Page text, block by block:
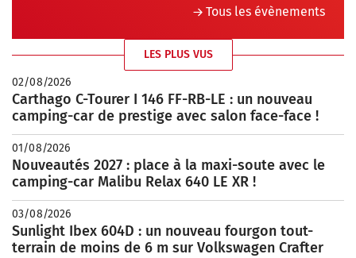
Tous les évènements
LES PLUS VUS
02/08/2026
Carthago C-Tourer I 146 FF-RB-LE : un nouveau
camping-car de prestige avec salon face-face !
01/08/2026
Nouveautés 2027 : place à la maxi-soute avec le
camping-car Malibu Relax 640 LE XR !
03/08/2026
Sunlight Ibex 604D : un nouveau fourgon tout-
terrain de moins de 6 m sur Volkswagen Crafter